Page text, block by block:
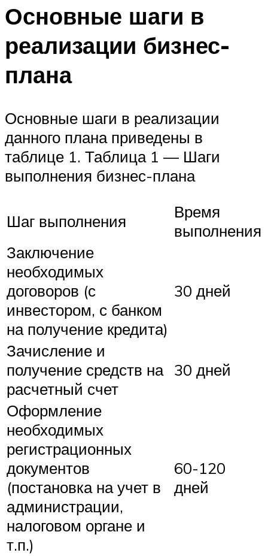
Основные шаги в
реализации бизнес-
плана
Основные шаги в реализации
данного плана приведены в
таблице 1. Таблица 1 — Шаги
выполнения бизнес-плана
Шаг выполнения
Время
выполнения
Заключение
необходимых
договоров (с
инвестором, с банком
на получение кредита)
30 дней
Зачисление и
получение средств на
расчетный счет
30 дней
Оформление
необходимых
регистрационных
документов
(постановка на учет в
администрации,
налоговом органе и
т.п.)
60-120
дней